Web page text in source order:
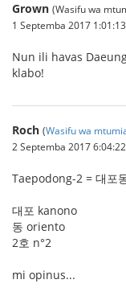
Grown (Wasifu wa
1 Septemba 2017
Nun ili havas
klabo!
Roch (Wasifu wa
2 Septemba 2017
Taepodong-2 = 대포
대포 kanono
동 oriento
2호 n°2
mi opinus...